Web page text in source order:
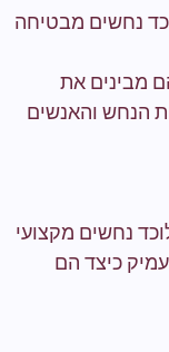
נחשים מבטיחה
מבינים את
הנחש והאנשים
נחשים מקצועי
כיצד הם